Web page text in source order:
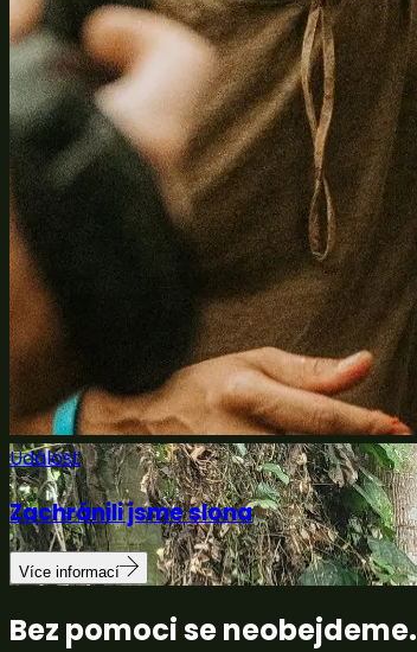
Událost
Zachránili jsme slona
Více informací
Bez pomoci se neobejdeme.